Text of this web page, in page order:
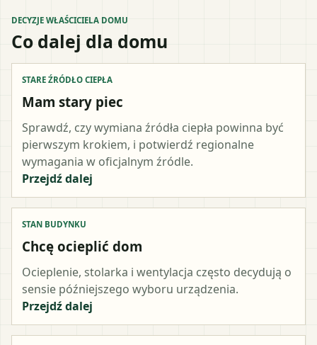
DECYZJE WŁAŚCICIELA DOMU
Co dalej dla domu
STARE ŹRÓDŁO CIEPŁA
Mam stary piec
Sprawdź, czy wymiana źródła ciepła powinna być
pierwszym krokiem, i potwierdź regionalne
wymagania w oficjalnym źródle.
Przejdź dalej
STAN BUDYNKU
Chcę ocieplić dom
Ocieplenie, stolarka i wentylacja często decydują o
sensie późniejszego wyboru urządzenia.
Przejdź dalej